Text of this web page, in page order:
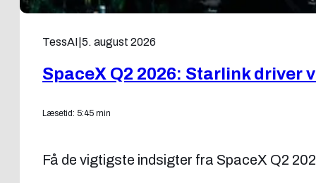
TessAI 5. august 2026
SpaceX Q2 2026: Starlink driver
Læsetid: 5:45 min
Få de vigtigste indsigter fra SpaceX Q2